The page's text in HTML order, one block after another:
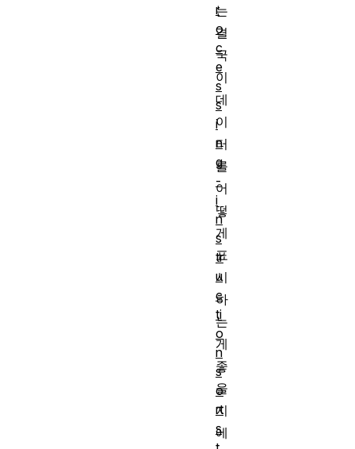
는
결
국
이
데
이
터
를
어
떻
게
표
시
하
는
게
좋
을
지
에
r
o
c
e
s
s
i
n
g
-
i
n
s
tr
u
c
ti
o
n
s
o
rt
s